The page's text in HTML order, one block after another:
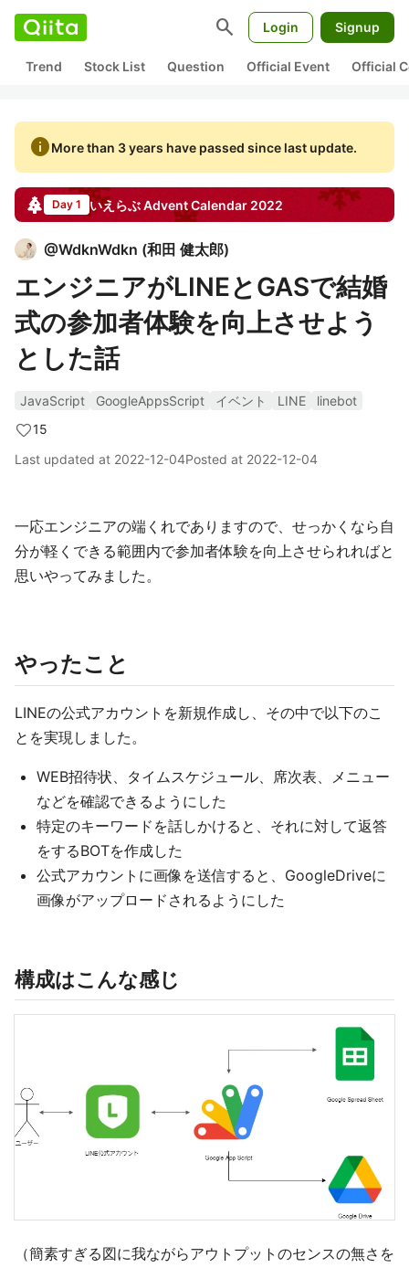
search Login Signup
Trend Stock List Question Official Event Official
infoMore than 3 years have passed since last update.
Day 1 いえらぶAdvent Calendar 2022
@WdknWdkn (和田 健太郎)
エンジニアがLINEとGASで結婚
式の参加者体験を向上させよう
とした話
JavaScript GoogleAppsScript イベント LINE
linebot
15
Last updated at 2022-12-04Posted at 2022-12-04
一応エンジニアの端くれでありますので、せっかくなら自
分が軽くできる範囲内で参加者体験を向上させられればと
思いやってみました。
やったこと
LINEの公式アカウントを新規作成し、その中で以下のこ
とを実現しました。
WEB招待状、タイムスケジュール、席次表、メニュー
などを確認できるようにした
特定のキーワードを話しかけると、それに対して返答
をするBOTを作成した
公式アカウントに画像を送信すると、GoogleDriveに
画像がアップロードされるようにした
構成はこんな感じ
（簡素すぎる図に我ながらアウトプットのセンスの無さを